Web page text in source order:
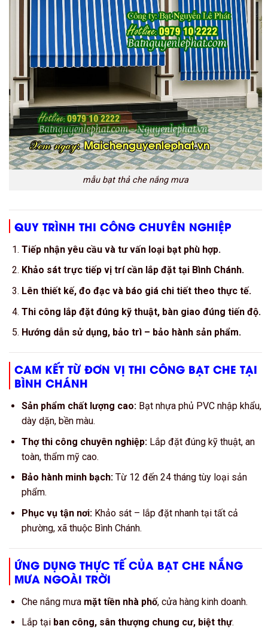
mẫu bạt thả che nắng mưa
QUY TRÌNH THI CÔNG CHUYÊN NGHIỆP
Tiếp nhận yêu cầu và tư vấn loại bạt phù hợp.
Khảo sát trực tiếp vị trí cần lắp đặt tại Bình Chánh.
Lên thiết kế, đo đạc và báo giá chi tiết theo thực tế.
Thi công lắp đặt đúng kỹ thuật, bàn giao đúng tiến độ.
Hướng dẫn sử dụng, bảo trì – bảo hành sản phẩm.
CAM KẾT TỪ ĐƠN VỊ THI CÔNG BẠT CHE TẠI
BÌNH CHÁNH
Sản phẩm chất lượng cao:Bạt nhựa phủ PVC nhập khẩu,
dày dặn, bền màu.
Thợ thi công chuyên nghiệp:Lắp đặt đúng kỹ thuật, an
toàn, thẩm mỹ cao.
Bảo hành minh bạch:Từ 12 đến 24 tháng tùy loại sản
phẩm.
Phục vụ tận nơi:Khảo sát – lắp đặt nhanh tại tất cả
phường, xã thuộc Bình Chánh.
ỨNG DỤNG THỰC TẾ CỦA BẠT CHE NẮNG
MƯA NGOÀI TRỜI
Che nắng mưa mặt tiền nhà phố, cửa hàng kinh doanh.
Lắp tại ban công, sân thượng chung cư, biệt thự.